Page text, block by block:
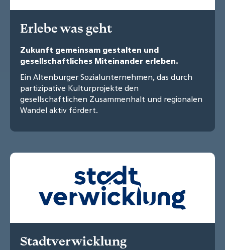
Erlebe was geht
Zukunft gemeinsam gestalten und
gesellschaftliches Miteinander erleben.
Ein Altenburger Sozialunternehmen, das durch
partizipative Kulturprojekte den
gesellschaftlichen Zusammenhalt und regionalen
Wandel aktiv fördert.
Stadtverwicklung